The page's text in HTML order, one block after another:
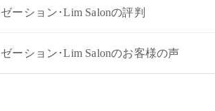
ーション･Lim Salonの評判
ーション･Lim Salonのお客様の声